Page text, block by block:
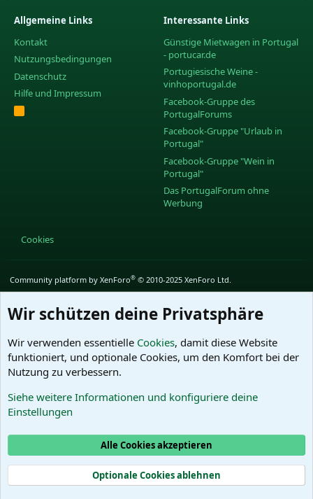
Allgemeine Links
Kontakt
Nutzungsbedingungen
Datenschutz
Hilfe und Impressum
R
S
Interessante Links
Günstige Mietwagen in Portugal
- portucar.de
Portugiesische Weine -
vinhoportugal.de
Facebook-Gruppe des
PortugalForums
Facebook-Gruppe "Urlaub in
Portugal"
Facebook-Gruppe "Wein in
Portugal"
Das PortugalForum ohne
Werbung
Cookies
Community platform by XenForo® © 2010-2025 XenForo Ltd.
Wir schützen deine Privatsphäre
Wir verwenden essentielle Cookies, damit diese Website
funktioniert, und optionale Cookies, um den Komfort bei der
Nutzung zu verbessern.
Siehe weitere Informationen und konfiguriere deine
Einstellungen
Alle Cookies akzeptieren
Optionale Cookies ablehnen